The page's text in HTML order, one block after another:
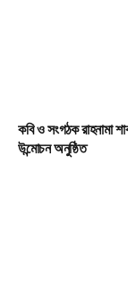
কবি ও সংগঠক রাহনামা
উন্মোচন অনুষ্ঠিত